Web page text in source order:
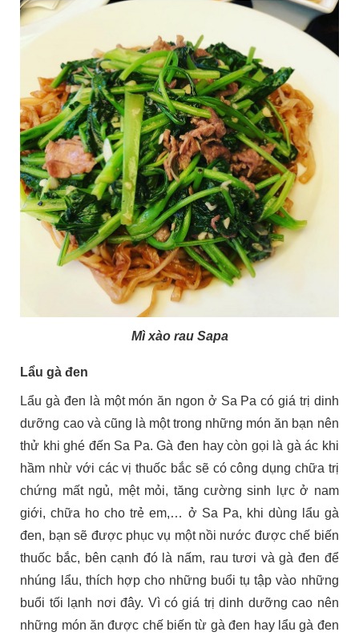
Mì xào rau Sapa
Lẩu gà đen
Lẩu gà đen là một món ăn ngon ở Sa Pa có giá trị dinh
dưỡng cao và cũng là một trong những món ăn bạn nên
thử khi ghé đến Sa Pa. Gà đen hay còn gọi là gà ác khi
hầm nhừ với các vị thuốc bắc sẽ có công dụng chữa trị
chứng mất ngủ, mệt mỏi, tăng cường sinh lực ở nam
giới, chữa ho cho trẻ em,… ở Sa Pa, khi dùng lẩu gà
đen, bạn sẽ được phục vụ một nồi nước được chế biến
thuốc bắc, bên cạnh đó là nấm, rau tươi và gà đen để
nhúng lẩu, thích hợp cho những buổi tụ tập vào những
buổi tối lạnh nơi đây. Vì có giá trị dinh dưỡng cao nên
những món ăn được chế biến từ gà đen hay lẩu gà đen